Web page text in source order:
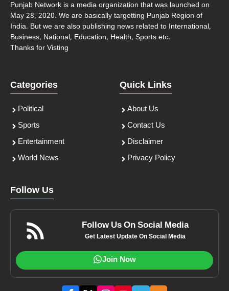
Punjab Network is a media organization that was launched on
May 28, 2020. We are basically targetting Punjab Region of
India. But we are also publishing news related to International,
Business, National, Education, Health, Sports etc.
Thanks for Visting
Categories
Political
Sports
Entertainment
World News
Quick Links
About Us
Contact Us
Disclaimer
Privacy Policy
Follow Us
Follow Us On Social Media
Get Latest Update On Social Media
Join Now